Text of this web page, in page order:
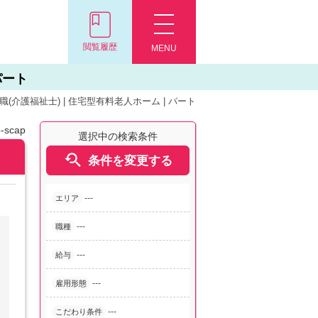
MENU
閲覧履歴
ト
(介護福祉士) | 住宅型有料老人ホーム | パート
選択中の検索条件
 条件を変更する
エリア ---
職種 ---
給与 ---
雇用形態 ---
こだわり条件 ---
scap